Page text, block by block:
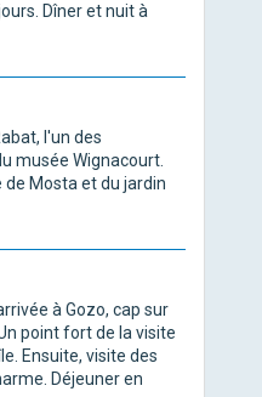
Dîner et nuit à
l'un des
musée Wignacourt.
Mosta et du jardin
à Gozo, cap sur
point fort de la visite
Ensuite, visite des
Déjeuner en